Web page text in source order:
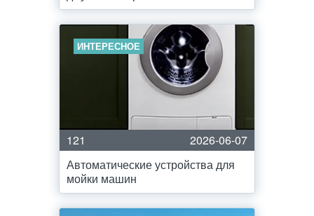
ИНТЕРЕСНОЕ
121
2026-06-07
Автоматические устройства для
мойки машин